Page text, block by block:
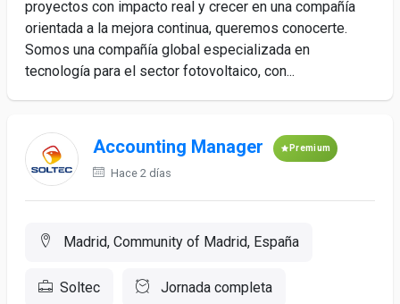
proyectos con impacto real y crecer en una compañía
orientada a la mejora continua, queremos conocerte.
Somos una compañía global especializada en
tecnología para el sector fotovoltaico, con...
Accounting Manager Premium
Hace 2 días
Madrid, Community of Madrid, España
Soltec Jornada completa